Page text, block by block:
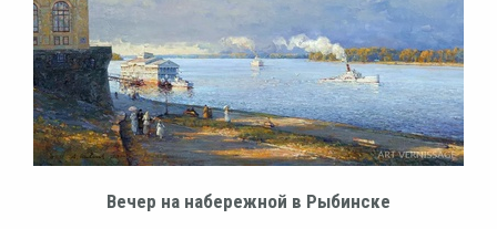
Вечер на набережной в Рыбинске